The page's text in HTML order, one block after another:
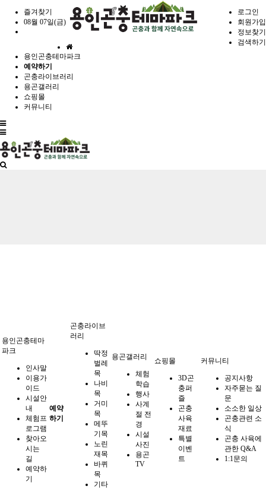
즐겨찾기
08월 07일(금)
로그인
회원가입
정보찾기
검색하기
홈
으
용인곤충테마파크
예약하기
곤충라이브러리
용곤갤러리
쇼핑몰
커뮤니티
전
체
메
뉴
용인곤충테마
파크
인사말
이용가
이드
시설안
내
체험프
로그램
찾아오
시는
길
예약하
기
예약
하기
곤충라이브
러리
딱정
벌레
목
나비
목
거미
목
메뚜
기목
노린
재목
바퀴
목
기타
용곤갤러리
체험
학습
행사
사계
절 전
경
시설
사진
용곤
TV
쇼핑몰
3D곤
충퍼
즐
곤충
사육
재료
특별
이벤
트
커뮤니티
공지사항
자주묻는 질
문
소소한 일상
곤충관련 소
식
곤충 사육에
관한 Q&A
1:1문의